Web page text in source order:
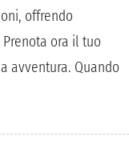
offrendo
ora il tuo
avventura. Quando